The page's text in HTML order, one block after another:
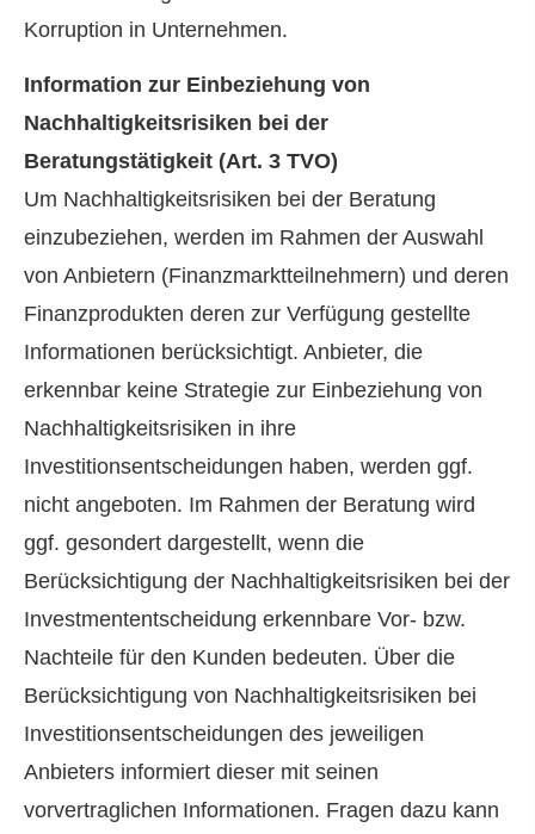
Korruption in Unternehmen.
Information zur Einbeziehung von
Nachhaltigkeitsrisiken bei der
Beratungstätigkeit (Art. 3 TVO)
Um Nachhaltigkeitsrisiken bei der Beratung
einzubeziehen, werden im Rahmen der Auswahl
von Anbietern (Finanzmarktteilnehmern) und deren
Finanzprodukten deren zur Verfügung gestellte
Informationen berücksichtigt. Anbieter, die
erkennbar keine Strategie zur Einbeziehung von
Nachhaltigkeitsrisiken in ihre
Investitionsentscheidungen haben, werden ggf.
nicht angeboten. Im Rahmen der Beratung wird
ggf. gesondert dargestellt, wenn die
Berücksichtigung der Nachhaltigkeitsrisiken bei der
Investmententscheidung erkennbare Vor- bzw.
Nachteile für den Kunden bedeuten. Über die
Berücksichtigung von Nachhaltigkeitsrisiken bei
Investitionsentscheidungen des jeweiligen
Anbieters informiert dieser mit seinen
vorvertraglichen Informationen. Fragen dazu kann